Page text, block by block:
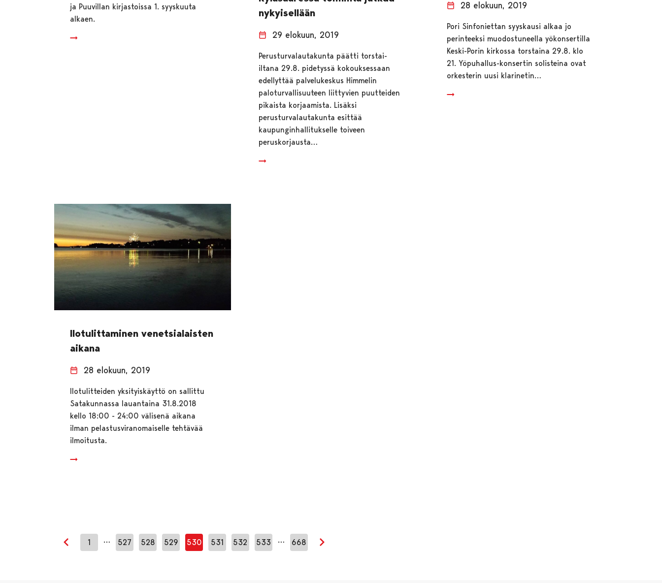
ja Puuvillan kirjastoissa 1. syyskuuta
alkaen.
nykyisellään
29 elokuun, 2019
Perusturvalautakunta päätti torstai-
iltana 29.8. pidetyssä kokouksessaan
edellyttää palvelukeskus Himmelin
paloturvallisuuteen liittyvien puutteiden
pikaista korjaamista. Lisäksi
perusturvalautakunta esittää
kaupunginhallitukselle toiveen
peruskorjausta…
28 elokuun, 2019
Pori Sinfoniettan syyskausi alkaa jo
perinteeksi muodostuneella yökonsertilla
Keski-Porin kirkossa torstaina 29.8. klo
21. Yöpuhallus-konsertin solisteina ovat
orkesterin uusi klarinetin…
Ilotulittaminen venetsialaisten
aikana
28 elokuun, 2019
Ilotulitteiden yksityiskäyttö on sallittu
Satakunnassa lauantaina 31.8.2018
kello 18:00 - 24:00 välisenä aikana
ilman pelastusviranomaiselle tehtävää
ilmoitusta.
Edellinen sivu
1 … 527 528 529 530 531 532 533 … 668